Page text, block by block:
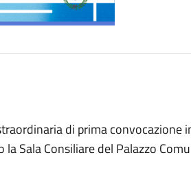
di prima convocazione
la Sala Consiliare del Palazzo